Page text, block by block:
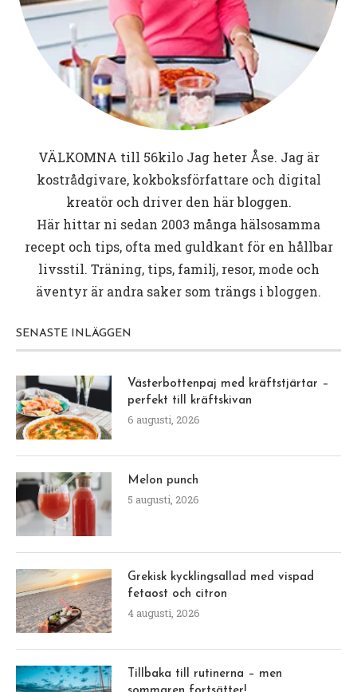
VÄLKOMNA till 56kiloJag heter Åse. Jag är
kostrådgivare, kokboksförfattare och digital
kreatör och driver den här bloggen.
Här hittar ni sedan 2003 många hälsosamma
recept och tips, ofta med guldkant för en hållbar
livsstil. Träning, tips, familj, resor, mode och
äventyr är andra saker som trängs i bloggen.
SENASTE INLÄGGEN
Västerbottenpaj med kräftstjärtar –
perfekt till kräftskivan
6 augusti, 2026
Melon punch
5 augusti, 2026
Grekisk kycklingsallad med vispad
fetaost och citron
4 augusti, 2026
Tillbaka till rutinerna – men